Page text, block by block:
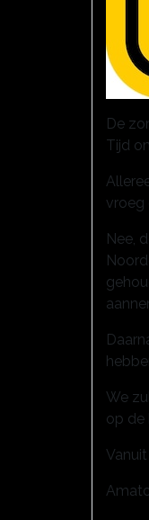
De
Tijd
vroeg
Nee,
We
op de